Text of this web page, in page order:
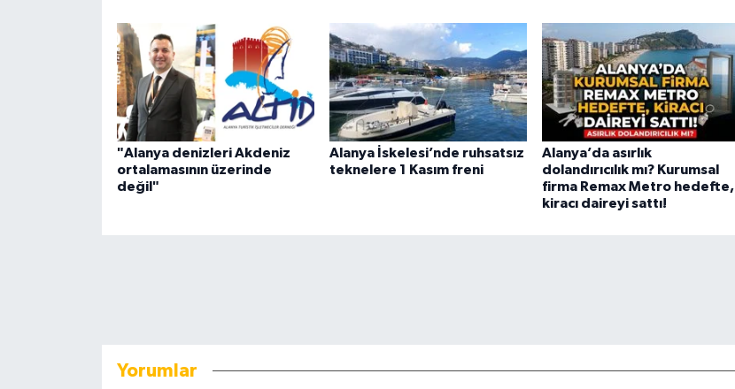
"Alanya denizleri Akdeniz
ortalamasının üzerinde
değil"
Alanya İskelesi’nde ruhsatsız
teknelere 1 Kasım freni
Alanya’da asırlık
dolandırıcılık mı? Kurumsal
firma Remax Metro hedefte,
kiracı daireyi sattı!
Yorumlar